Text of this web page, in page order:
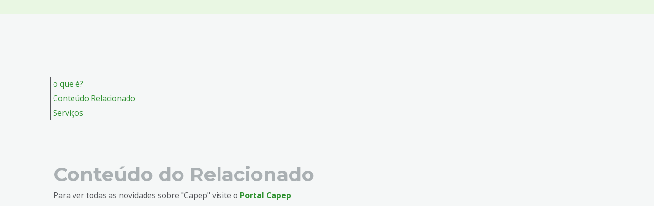
o que é?
Conteúdo Relacionado
Serviços
Conteúdo do Relacionado
Para ver todas as novidades sobre "Capep" visite o Portal Capep